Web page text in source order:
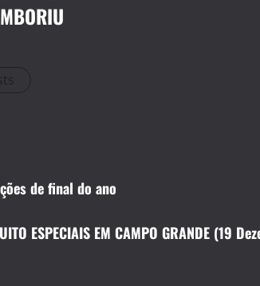
de final do ano
ESPECIAIS EM CAMPO GRANDE (19